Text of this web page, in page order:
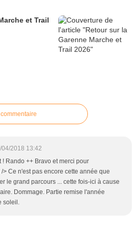
et Trail
04/2018 13:42
! Rando ++ Bravo et merci pour
> Ce n'est pas encore cette année que
le grand parcours ... cette fois-ici à cause
Dommage. Partie remise l'année
soleil.